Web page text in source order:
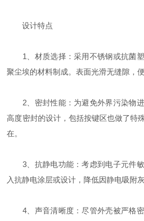
设计特点
1、材质选择：采用不锈钢或抗菌塑
聚尘埃的材料制成。表面光滑无缝隙，
2、密封性能：为避免外界污染物进
高度密封的设计，包括按键区也做了特
在。
3、抗静电功能：考虑到电子元件敏
入抗静电涂层或设计，降低因静电吸附
4、声音清晰度：尽管外壳被严格密